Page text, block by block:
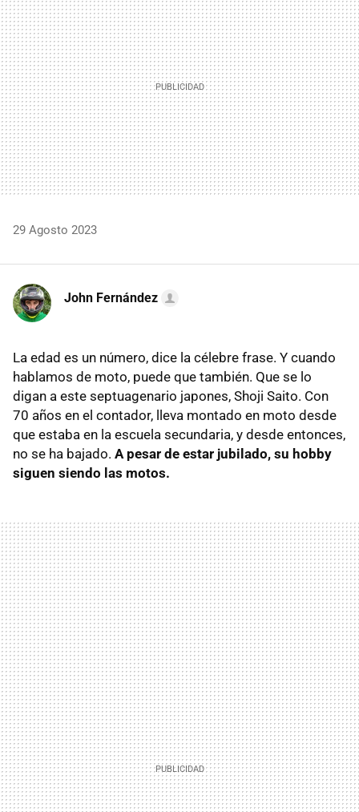
29 Agosto 2023
John Fernández
La edad es un número, dice la célebre frase. Y cuando
hablamos de moto, puede que también. Que se lo
digan a este septuagenario japones, Shoji Saito. Con
70 años en el contador, lleva montado en moto desde
que estaba en la escuela secundaria, y desde entonces,
no se ha bajado. A pesar de estar jubilado, su hobby
siguen siendo las motos.